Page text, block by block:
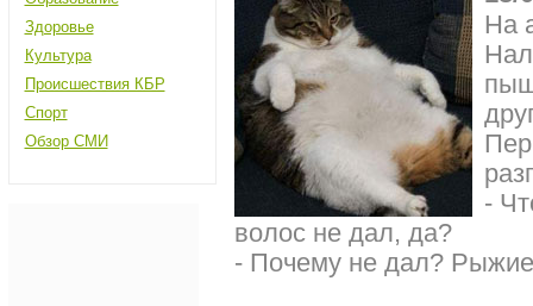
Здоровье
Культура
Происшествия КБР
Спорт
Обзор СМИ
На
-
волос не дал, да?
- Почему не дал?